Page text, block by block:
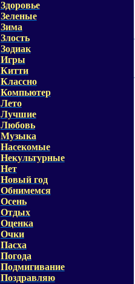
Здоровье
Зеленые
Зима
Злость
Зодиак
Игры
Китти
Классно
Компьютер
Лето
Лучшие
Любовь
Музыка
Насекомые
Некультурные
Нет
Новый год
Обнимемся
Осень
Отдых
Оценка
Очки
Пасха
Погода
Подмигивание
Поздравляю